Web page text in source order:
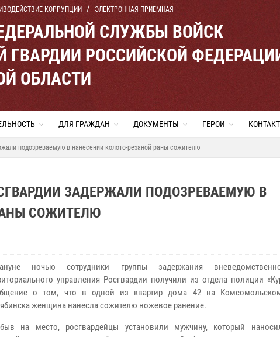
КОРРУПЦИИ ЭЛЕКТРОННАЯ ПРИЕМНАЯ
СЛУЖБЫ ВОЙСК
ГВАРДИИ РОССИЙСКОЙ
ОБЛАСТИ
ДЛЯ ГРАЖДАН ДОКУМЕНТЫ ГЕРОИ
подозреваемую в нанесении колото-резаной раны сожителю
ЗАДЕРЖАЛИ ПОДОЗРЕВАЕМУЮ В
СОЖИТЕЛЮ
ночью сотрудники группы задержания
управления Росгвардии получили из отдела полиции
о том, что в одной из квартир дома 42 на
женщина нанесла сожителю ножевое ранение.
на место, росгвардейцы установили мужчину, который